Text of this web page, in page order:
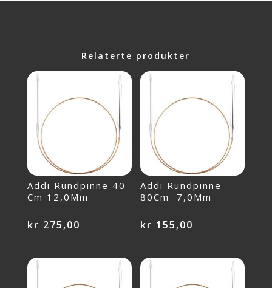
Relaterte produkter
Addi Rundpinne 40
Cm 12,0Mm
kr 275,00
Addi Rundpinne
80Cm 7,0Mm
kr 155,00